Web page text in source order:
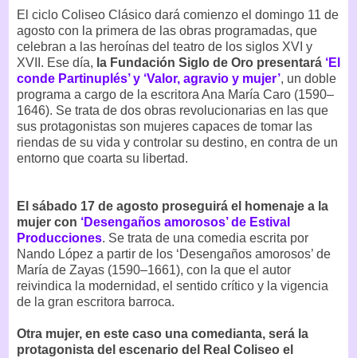
El ciclo Coliseo Clásico dará comienzo el domingo 11 de
agosto con la primera de las obras programadas, que
celebran a las heroínas del teatro de los siglos XVI y
XVII. Ese día, la Fundación Siglo de Oro presentará ‘El
conde Partinuplés’ y ‘Valor, agravio y mujer’, un doble
programa a cargo de la escritora Ana María Caro (1590–
1646). Se trata de dos obras revolucionarias en las que
sus protagonistas son mujeres capaces de tomar las
riendas de su vida y controlar su destino, en contra de un
entorno que coarta su libertad.
El sábado 17 de agosto proseguirá el homenaje a la
mujer con ‘Desengaños amorosos’ de Estival
Producciones. Se trata de una comedia escrita por
Nando López a partir de los ‘Desengaños amorosos’ de
María de Zayas (1590–1661), con la que el autor
reivindica la modernidad, el sentido crítico y la vigencia
de la gran escritora barroca.
Otra mujer, en este caso una comedianta, será la
protagonista del escenario del Real Coliseo el